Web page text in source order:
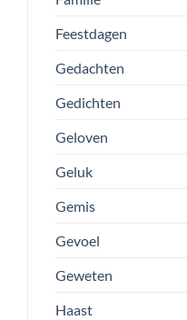
Feestdagen
Gedachten
Gedichten
Geloven
Geluk
Gemis
Gevoel
Geweten
Haast